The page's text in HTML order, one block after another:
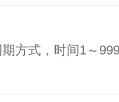
方式，时间1～